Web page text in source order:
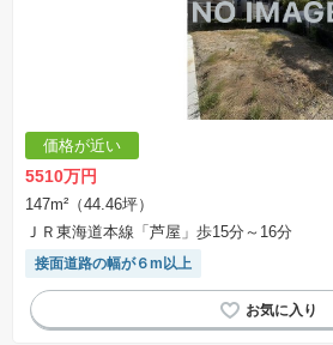
価格が近い
5510万円
147m²（44.46坪）
ＪＲ東海道本線「芦屋」歩15分～16分
接面道路の幅が６m以上